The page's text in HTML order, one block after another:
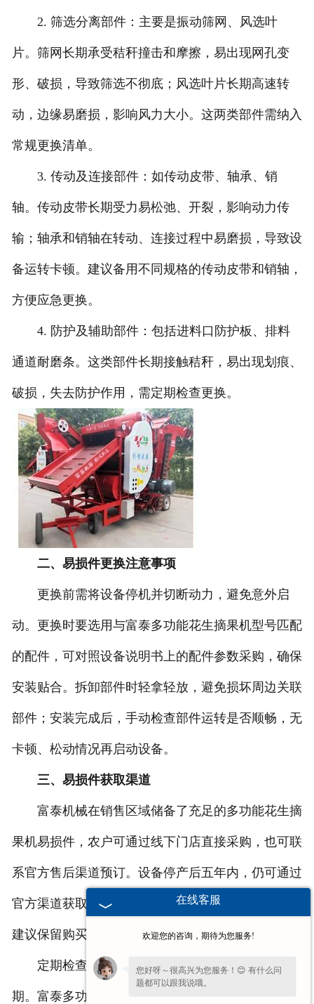
2. 筛选分离部件：主要是振动筛网、风选叶
片。筛网长期承受秸秆撞击和摩擦，易出现网孔变
形、破损，导致筛选不彻底；风选叶片长期高速转
动，边缘易磨损，影响风力大小。这两类部件需纳入
常规更换清单。
3. 传动及连接部件：如传动皮带、轴承、销
轴。传动皮带长期受力易松弛、开裂，影响动力传
输；轴承和销轴在转动、连接过程中易磨损，导致设
备运转卡顿。建议备用不同规格的传动皮带和销轴，
方便应急更换。
4. 防护及辅助部件：包括进料口防护板、排料
通道耐磨条。这类部件长期接触秸秆，易出现划痕、
破损，失去防护作用，需定期检查更换。
二、易损件更换注意事项
更换前需将设备停机并切断动力，避免意外启
动。更换时要选用与富泰多功能花生摘果机型号匹配
的配件，可对照设备说明书上的配件参数采购，确保
安装贴合。拆卸部件时轻拿轻放，避免损坏周边关联
部件；安装完成后，手动检查部件运转是否顺畅，无
卡顿、松动情况再启动设备。
三、易损件获取渠道
富泰机械在销售区域储备了充足的多功能花生摘
果机易损件，农户可通过线下门店直接采购，也可联
系官方售后渠道预订。设备停产后五年内，仍可通过
官方渠道获取适配配件，保障长期使用需求。采购时
建议保留购买凭证，便于后续售后咨询。
定期检查并及时更换易损件，能延长设备使用周
期。富泰多功能花生摘果机的易损件更换流程简单，
在线客服
欢迎您的咨询，期待为您服务!
您好呀～很高兴为您服务！😊 有什么问
题都可以跟我说哦。